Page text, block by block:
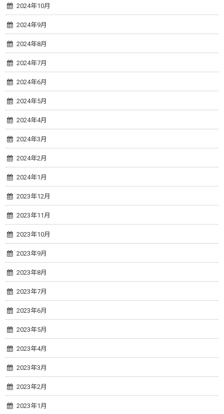
2024年10月
2024年9月
2024年8月
2024年7月
2024年6月
2024年5月
2024年4月
2024年3月
2024年2月
2024年1月
2023年12月
2023年11月
2023年10月
2023年9月
2023年8月
2023年7月
2023年6月
2023年5月
2023年4月
2023年3月
2023年2月
2023年1月